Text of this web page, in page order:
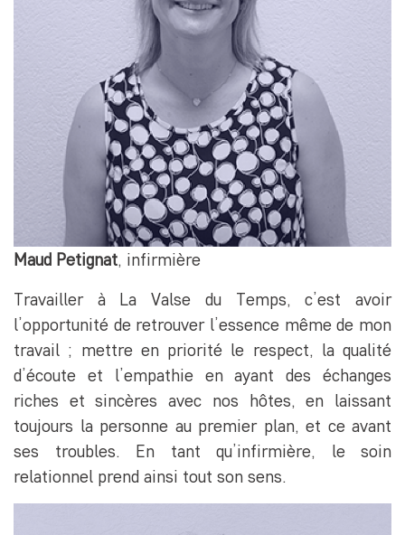
Maud Petignat, infirmière
Travailler à La Valse du Temps, c’est avoir
l’opportunité de retrouver l’essence même de mon
travail ; mettre en priorité le respect, la qualité
d’écoute et l’empathie en ayant des échanges
riches et sincères avec nos hôtes, en laissant
toujours la personne au premier plan, et ce avant
ses troubles. En tant qu’infirmière, le soin
relationnel prend ainsi tout son sens.